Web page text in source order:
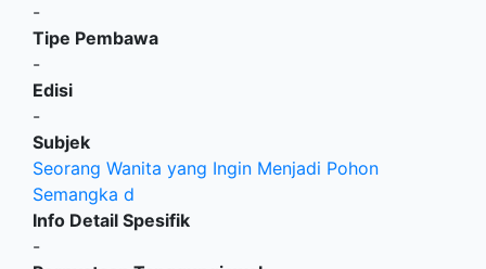
-
Tipe Pembawa
-
Edisi
-
Subjek
Seorang Wanita yang Ingin Menjadi Pohon
Semangka d
Info Detail Spesifik
-